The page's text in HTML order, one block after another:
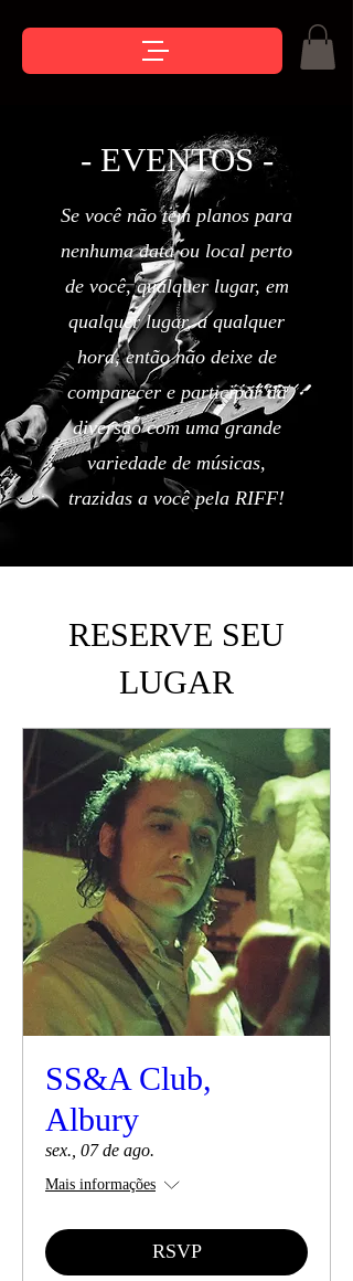
- EVENTOS -
Se você não tem planos para
nenhuma data ou local perto
de você, qualquer lugar, em
qualquer lugar, a qualquer
hora, então não deixe de
comparecer e participar da
diversão com uma grande
variedade de músicas,
trazidas a você pela RIFF!
RESERVE SEU
LUGAR
SS&A Club,
Albury
sex., 07 de ago.
Mais informações
RSVP